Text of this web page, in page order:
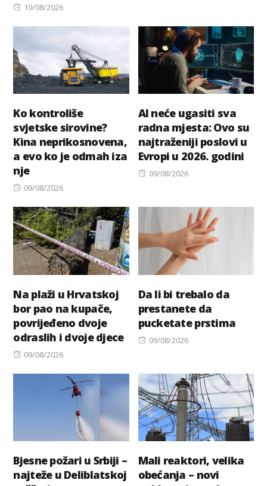
Posted
10/08/2026
Ko kontroliše
svjetske sirovine?
Kina neprikosnovena,
a evo ko je odmah iza
nje
Posted
09/08/2026
AI neće ugasiti sva
radna mjesta: Ovo su
najtraženiji poslovi u
Evropi u 2026. godini
Posted
09/08/2026
Na plaži u Hrvatskoj
bor pao na kupače,
povrijeđeno dvoje
odraslih i dvoje djece
Posted
09/08/2026
Da li bi trebalo da
prestanete da
pucketate prstima
Posted
09/08/2026
Bjesne požari u Srbiji –
najteže u Deliblatskoj
Mali reaktori, velika
obećanja – novi